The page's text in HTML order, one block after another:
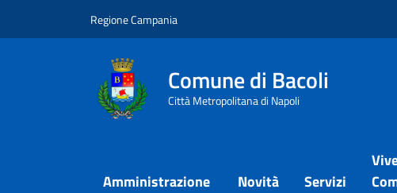
Regione Campania
Comune di Bacoli
Città Metropolitana di Napoli
Amministrazione Novità Servizi